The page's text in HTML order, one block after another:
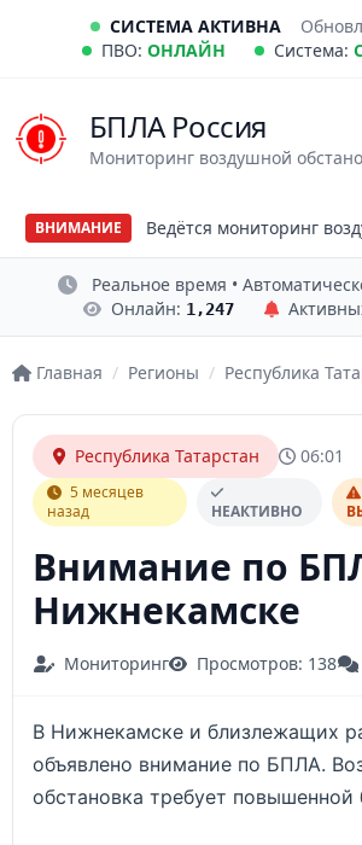
СИСТЕМА АКТИВНА
ПВО: ОНЛАЙН Система:
БПЛА Россия
Мониторинг воздушной
ВНИМАНИЕ Ведётся мониторинг
Реальное время •
Онлайн: 1,247
Главная / Регионы / Республика
Республика Татарстан 06:01
5 месяцев
назад
НЕАКТИВНО
Внимание по
Нижнекамске
Мониторинг Просмотров: 138
В Нижнекамске и близлежащих
объявлено внимание по БПЛА.
обстановка требует повышенной